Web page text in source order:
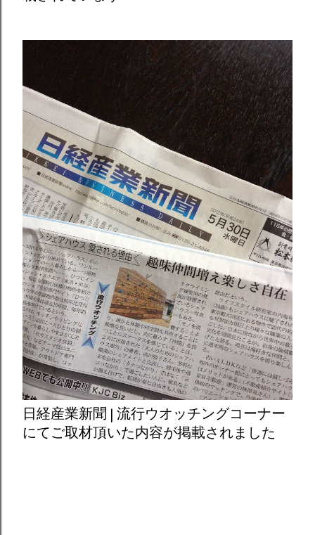
日経産業新聞 | 流行ウオッチングコーナー
にてご取材頂いた内容が掲載されました